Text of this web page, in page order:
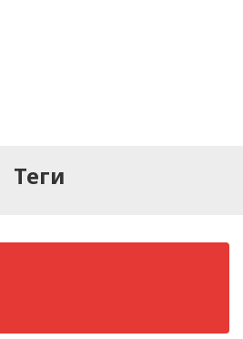
Теги